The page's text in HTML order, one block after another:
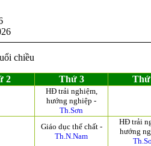
chiều
2 Thứ 3 Thứ
HĐ trải nghiệm,
hướng nghiệp -
Th.Sơn
Giáo dục thể chất -
Th.N.Nam
HĐ trải
hướng